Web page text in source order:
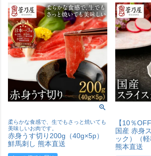
柔らかな食感で、生でもさっと焼いても
美味しいお肉です。
赤身うす切り200g（40g×5p）
鮮馬刺し 熊本直送
【10％OFF
国産 赤身
ック）（軽
熊本直送